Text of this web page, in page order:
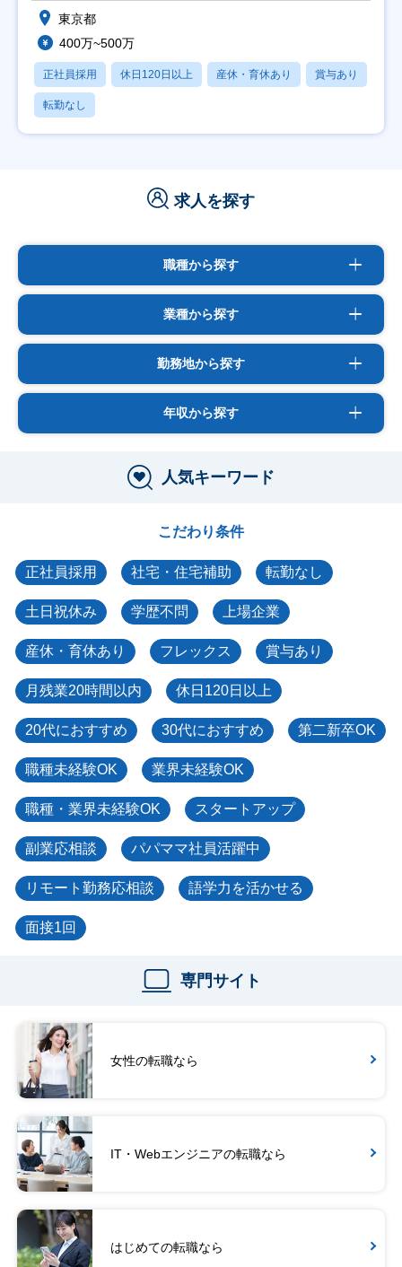
東京都
400万~500万
正社員採用 休日120日以上 産休・育休あり 賞与あり
転勤なし
求人を探す
職種から探す
業種から探す
勤務地から探す
年収から探す
人気キーワード
こだわり条件
正社員採用 社宅・住宅補助 転勤なし
土日祝休み 学歴不問 上場企業
産休・育休あり フレックス 賞与あり
月残業20時間以内 休日120日以上
20代におすすめ 30代におすすめ 第二新卒OK
職種未経験OK 業界未経験OK
職種・業界未経験OK スタートアップ
副業応相談 パパママ社員活躍中
リモート勤務応相談 語学力を活かせる
面接1回
専門サイト
女性の転職なら
IT・Webエンジニアの転職なら
はじめての転職なら